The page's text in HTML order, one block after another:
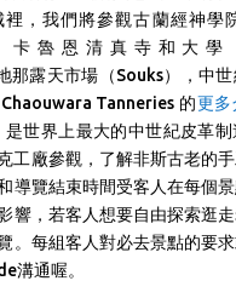
，我們將參觀古蘭經神學
卡魯恩清真寺和大學
那露天市場（Souks），中
Chaouwara Tanneries 的更多
世界上最大的中世紀皮革制
工廠參觀，了解非斯古老的
導覽結束時間受客人在每個
響， 若客人想要自由探索逛
。每組客人對必去景點的要求
溝通喔。